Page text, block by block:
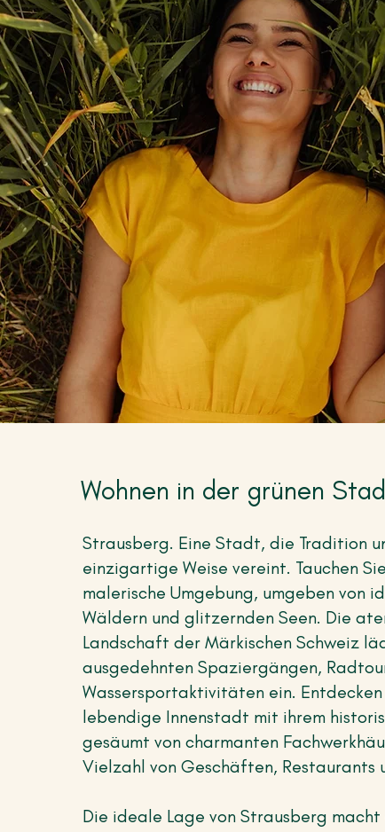
Wohnen in der grünen
Strausberg. Eine Stadt, die Tradition
einzigartige Weise vereint. Tauchen
malerische Umgebung, umgeben von
Wäldern und glitzernden Seen. Die
Landschaft der Märkischen Schweiz
ausgedehnten Spaziergängen,
Wassersportaktivitäten ein.
lebendige Innenstadt mit ihrem
gesäumt von charmanten
Vielzahl von Geschäften, Restaurants
Die ideale Lage von Strausberg macht